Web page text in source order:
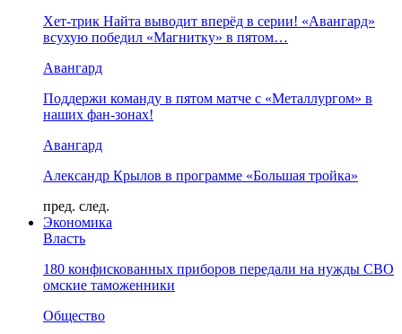
Хет-трик Найта выводит вперёд в серии! «Авангард»
всухую победил «Магнитку» в пятом…
Авангард
Поддержи команду в пятом матче с «Металлургом» в
наших фан-зонах!
Авангард
Александр Крылов в программе «Большая тройка»
пред. след.
Экономика
Власть
180 конфискованных приборов передали на нужды СВО
омские таможенники
Общество